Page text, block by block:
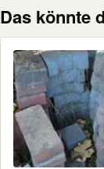
Das könnte